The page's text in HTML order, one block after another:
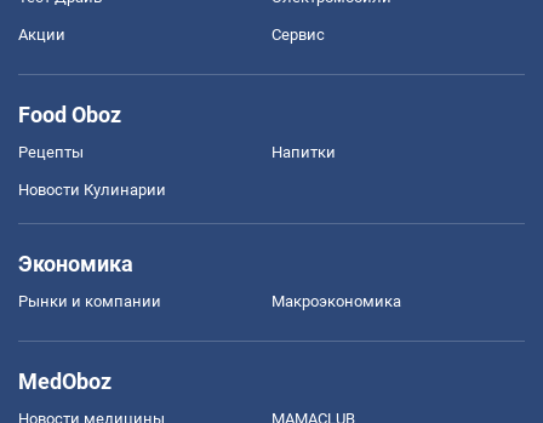
Акции Сервис
Food Oboz
Рецепты Напитки
Новости Кулинарии
Экономика
Рынки и компании Mакроэкономика
MedOboz
Новости медицины MAMACLUB